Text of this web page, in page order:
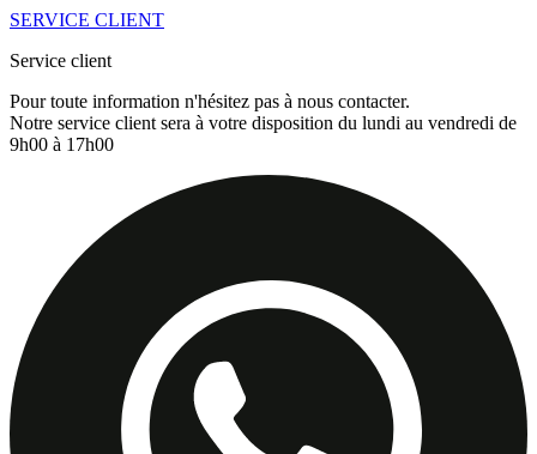
SERVICE CLIENT
Service client
Pour toute information n'hésitez pas à nous contacter.
Notre service client sera à votre disposition du lundi au vendredi de
9h00 à 17h00